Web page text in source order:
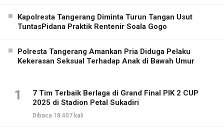
Kapolresta Tangerang Diminta Turun Tangan Usut
TuntasPidana Praktik Rentenir Soala Gogo
Polresta Tangerang Amankan Pria Diduga Pelaku
Kekerasan Seksual Terhadap Anak di Bawah Umur
1
7 Tim Terbaik Berlaga di Grand Final PIK 2 CUP
2025 di Stadion Petal Sukadiri
Dibaca 18.407 kali